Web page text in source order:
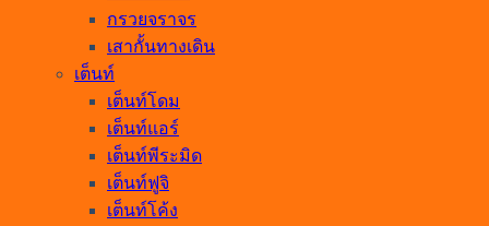
กรวยจราจร
เสากั้นทางเดิน
เต็นท์
เต็นท์โดม
เต็นท์แอร์
เต็นท์พีระมิด
เต็นท์ฟูจิ
เต็นท์โค้ง